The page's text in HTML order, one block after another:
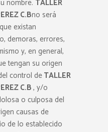
nombre. TALLER
C.Bno será
existan
demoras, errores,
y, en general,
tengan su origen
control deTALLER
C.B, y/o
o culposa del
causas de
de lo establecido